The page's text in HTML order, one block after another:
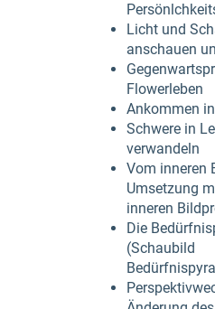
Licht und
anschauen
Flowerleben
Ankommen
Schwere in
verwandeln
Vom inneren
Umsetzung
inneren
Die
(Schaubild